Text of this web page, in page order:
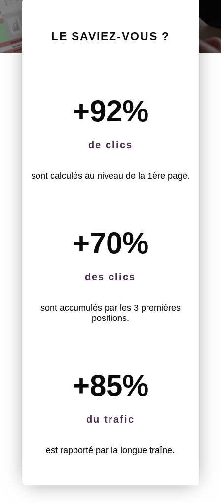
LE SAVIEZ-VOUS ?
+92%
de clics
sont calculés au niveau de la 1ère page.
+70%
des clics
sont accumulés par les 3 premières
positions.
+85%
du trafic
est rapporté par la longue traîne.